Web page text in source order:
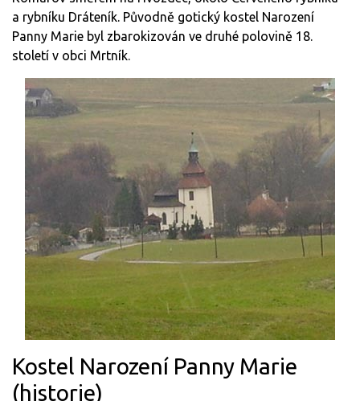
a rybníku Dráteník. Původně gotický kostel Narození
Panny Marie byl zbarokizován ve druhé polovině 18.
století v obci Mrtník.
Kostel Narození Panny Marie
(historie)